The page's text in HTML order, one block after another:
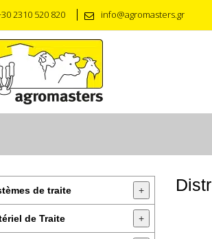
2310 520 820 info@agromasters.gr
de traite +
de Traite +